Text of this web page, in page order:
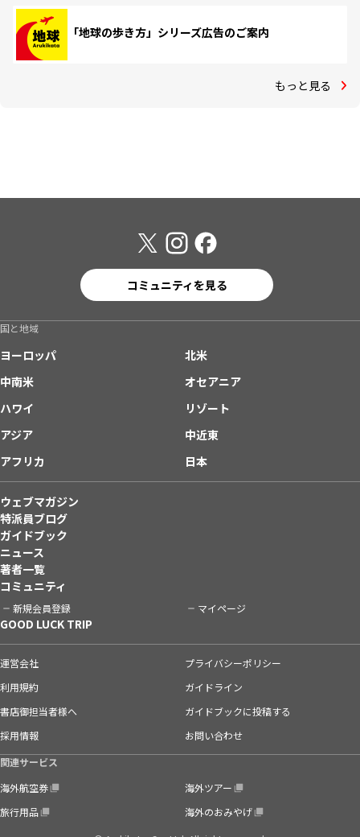
「地球の歩き方」シリーズ広告のご案内
もっと見る
コミュニティを見る
国と地域
ヨーロッパ
北米
中南米
オセアニア
ハワイ
リゾート
アジア
中近東
アフリカ
日本
ウェブマガジン
特派員ブログ
ガイドブック
ニュース
著者一覧
コミュニティ
新規会員登録 マイページ
GOOD LUCK TRIP
運営会社
プライバシーポリシー
利用規約
ガイドライン
書店御担当者様へ
ガイドブックに投稿する
採用情報
お問い合わせ
関連サービス
海外航空券
海外ツアー
旅行用品
海外のおみやげ